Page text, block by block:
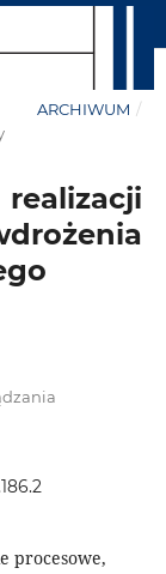
ARCHIWUM /
procesowe,